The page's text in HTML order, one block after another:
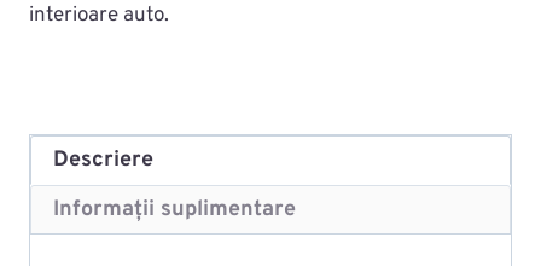
interioare auto.
Descriere
Informații suplimentare